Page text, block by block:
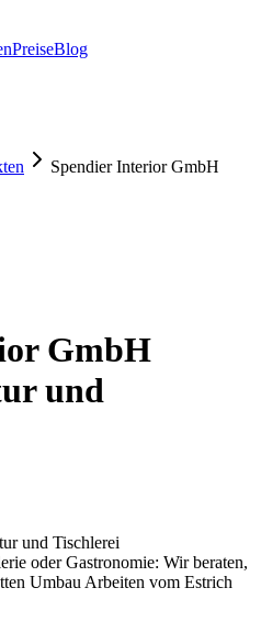
PreiseBlog
Spendier Interior GmbH
GmbH
und
und Tischlerei
oder Gastronomie: Wir beraten,
Umbau Arbeiten vom Estrich